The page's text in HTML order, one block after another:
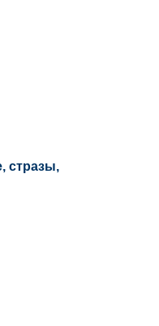
стразы,